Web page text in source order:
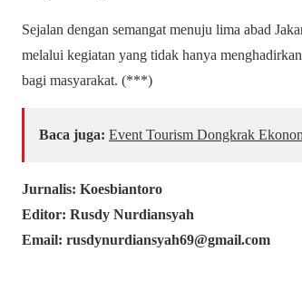
Sejalan dengan semangat menuju lima abad
melalui kegiatan yang tidak hanya
bagi masyarakat. (***)
Baca juga: Event Tourism Dongkrak
Jurnalis: Koesbiantoro
Editor: Rusdy Nurdiansyah
Email: rusdynurdiansyah69@gmail.com